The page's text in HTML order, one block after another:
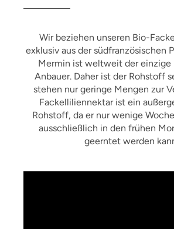
Wir beziehen unseren Bio-
exklusiv aus der südfranzösischen
Mermin ist weltweit der einzige
Anbauer. Daher ist der Rohstoff
stehen nur geringe Mengen zur
Fackelliliennektar ist ein
Rohstoff, da er nur wenige
ausschließlich in den frühen
geerntet werden